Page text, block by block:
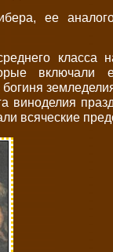
ее
класса
виноделия
всяческие